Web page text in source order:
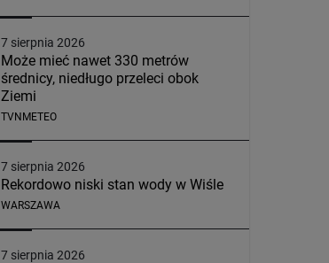
7 sierpnia 2026
Może mieć nawet 330 metrów
średnicy, niedługo przeleci obok
Ziemi
TVNMETEO
7 sierpnia 2026
Rekordowo niski stan wody w Wiśle
WARSZAWA
7 sierpnia 2026